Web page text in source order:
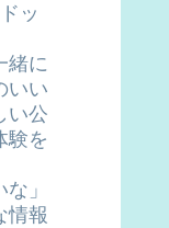
ッ
緒に
いい
い公
験を
」
情報